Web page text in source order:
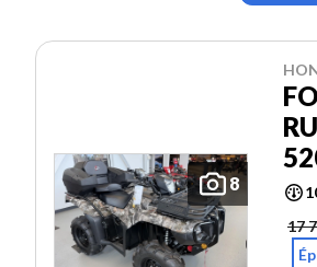
8
17